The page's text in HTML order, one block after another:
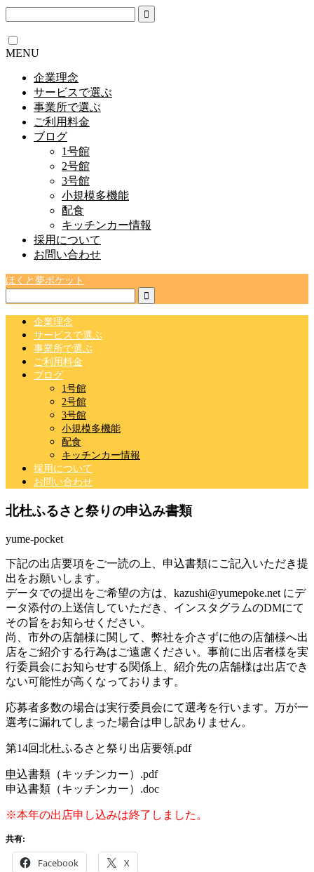
MENU
企業理念
サービスで選ぶ
事業所で選ぶ
ご利用料金
ブログ
1号館
2号館
3号館
小規模多機能
配食
キッチンカー情報
採用について
お問い合わせ
ほくと夢ポケット
企業理念
サービスで選ぶ
事業所で選ぶ
ご利用料金
ブログ
1号館
2号館
3号館
小規模多機能
配食
キッチンカー情報
採用について
お問い合わせ
北杜ふるさと祭りの申込み書類
yume-pocket
下記の出店要項をご一読の上、申込書類にご記入いただき提
出をお願いします。
データでの提出をご希望の方は、kazushi@yumepoke.net にデ
ータ添付の上送信していただき、インスタグラムのDMにて
その旨をお知らせください。
尚、市外の店舗様に関して、弊社を介さずに他の店舗様へ出
店をご紹介する行為はご遠慮ください。事前に出店者様を実
行委員会にお知らせする関係上、紹介先の店舗様は出店でき
ない可能性が高くなっております。
応募者多数の場合は実行委員会にて選考を行います。万が一
選考に漏れてしまった場合は申し訳ありません。
第14回北杜ふるさと祭り出店要領.pdf
申込書類（キッチンカー）.pdf
申込書類（キッチンカー）.doc
※本年の出店申し込みは終了しました。
共有:
Facebook X